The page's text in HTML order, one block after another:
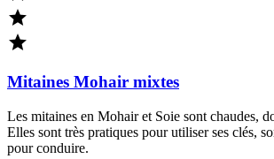


Mitaines Mohair mixtes
Les mitaines en Mohair et Soie sont chaudes,
Elles sont très pratiques pour utiliser ses clés,
pour conduire.